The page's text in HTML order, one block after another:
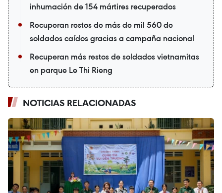
inhumación de 154 mártires recuperados
Recuperan restos de más de mil 560 de
soldados caídos gracias a campaña nacional
Recuperan más restos de soldados vietnamitas
en parque Le Thi Rieng
NOTICIAS RELACIONADAS